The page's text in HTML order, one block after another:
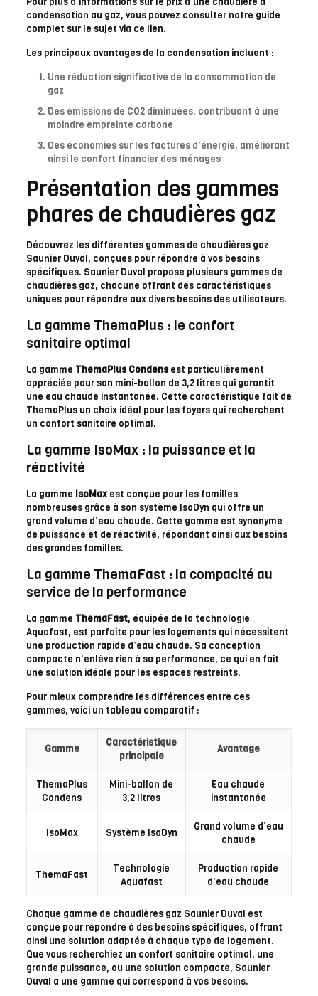
condensation au gaz, vous pouvez consulter notre guide
complet sur le sujet via ce lien.
Les principaux avantages de la condensation incluent :
Une réduction significative de la consommation de
gaz
Des émissions de CO2 diminuées, contribuant à une
moindre empreinte carbone
Des économies sur les factures d’énergie, améliorant
ainsi le confort financier des ménages
Présentation des gammes
phares de chaudières gaz
Découvrez les différentes gammes de chaudières gaz
Saunier Duval, conçues pour répondre à vos besoins
spécifiques. Saunier Duval propose plusieurs gammes de
chaudières gaz, chacune offrant des caractéristiques
uniques pour répondre aux divers besoins des utilisateurs.
La gamme ThemaPlus : le confort
sanitaire optimal
La gamme ThemaPlus Condensest particulièrement
appréciée pour son mini-ballon de 3,2 litres qui garantit
une eau chaude instantanée. Cette caractéristique fait de
ThemaPlus un choix idéal pour les foyers qui recherchent
un confort sanitaire optimal.
La gamme IsoMax : la puissance et la
réactivité
La gamme IsoMaxest conçue pour les familles
nombreuses grâce à son système IsoDyn qui offre un
grand volume d’eau chaude. Cette gamme est synonyme
de puissance et de réactivité, répondant ainsi aux besoins
des grandes familles.
La gamme ThemaFast : la compacité au
service de la performance
La gamme ThemaFast, équipée de la technologie
Aquafast, est parfaite pour les logements qui nécessitent
une production rapide d’eau chaude. Sa conception
compacte n’enlève rien à sa performance, ce qui en fait
une solution idéale pour les espaces restreints.
Pour mieux comprendre les différences entre ces
gammes, voici un tableau comparatif :
Gamme
Caractéristique
principale
Avantage
ThemaPlus
Condens
Mini-ballon de
3,2 litres
Eau chaude
instantanée
IsoMax Système IsoDyn
Grand volume d’eau
chaude
ThemaFast
Technologie
Aquafast
Production rapide
d’eau chaude
Chaque gamme de chaudières gaz Saunier Duval est
conçue pour répondre à des besoins spécifiques, offrant
ainsi une solution adaptée à chaque type de logement.
Que vous recherchiez un confort sanitaire optimal, une
grande puissance, ou une solution compacte, Saunier
Duval a une gamme qui correspond à vos besoins.